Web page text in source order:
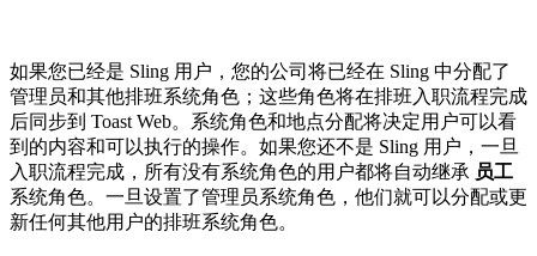
如果您已经是 Sling 用户，您的公司将已经在 Sling 中分配了
管理员和其他排班系统角色；这些角色将在排班入职流程完成
后同步到 Toast Web。系统角色和地点分配将决定用户可以看
到的内容和可以执行的操作。如果您还不是 Sling 用户，一旦
入职流程完成，所有没有系统角色的用户都将自动继承 员工
系统角色。一旦设置了管理员系统角色，他们就可以分配或更
新任何其他用户的排班系统角色。